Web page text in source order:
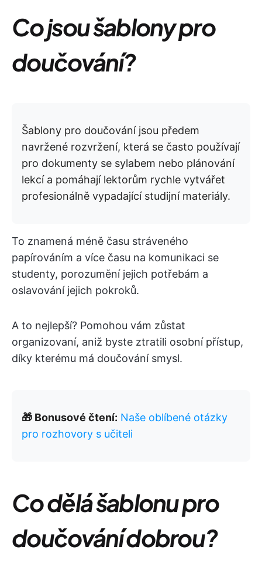
Co jsou šablony pro
doučování?
Šablony pro doučování jsou předem
navržené rozvržení, která se často používají
pro dokumenty se sylabem nebo plánování
lekcí a pomáhají lektorům rychle vytvářet
profesionálně vypadající studijní materiály.
To znamená méně času stráveného
papírováním a více času na komunikaci se
studenty, porozumění jejich potřebám a
oslavování jejich pokroků.
A to nejlepší? Pomohou vám zůstat
organizovaní, aniž byste ztratili osobní přístup,
díky kterému má doučování smysl.
🎁 Bonusové čtení: Naše oblíbené otázky
pro rozhovory s učiteli
Co dělá šablonu pro
doučování dobrou?